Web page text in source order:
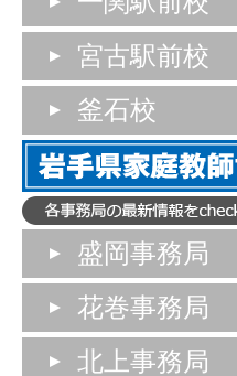
宮古駅前校
釜石校
盛岡事務局
花巻事務局
北上事務局